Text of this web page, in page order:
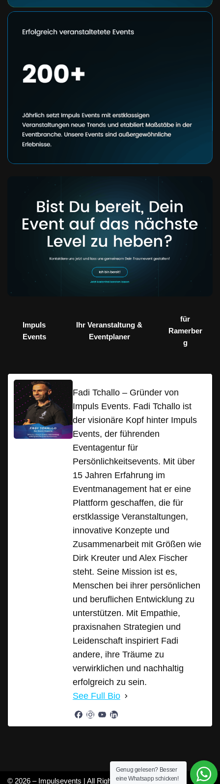
Impuls
Events
Ihr Veranstaltung &
Eventplaner
für
Ramerber
g
Fadi Tchallo – Gründer von
Impuls Events. Fadi Tchallo ist
der visionäre Kopf hinter Impuls
Events, der führenden
Eventagentur für
Persönlichkeitsevents. Mit über
15 Jahren Erfahrung im
Eventmanagement hat er eine
Plattform geschaffen, die für
erstklassige Veranstaltungen,
innovative Konzepte und
Zusammenarbeit mit Größen wie
Dirk Kreuter und Alex Fischer
steht. Seine Mission ist es,
Menschen bei ihrer persönlichen
und beruflichen Entwicklung zu
unterstützen. Mit Empathie,
praxisnahen Strategien und
Leidenschaft inspiriert Fadi
andere, ihre Träume zu
verwirklichen und nachhaltig
erfolgreich zu sein.
See Full Bio
© 2026 – Impulsevents | All Rights Reserved |
Genug gelesen? Besser
eine Whatsapp schicken!